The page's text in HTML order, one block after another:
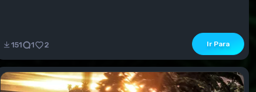
151 1 2 Ir Para